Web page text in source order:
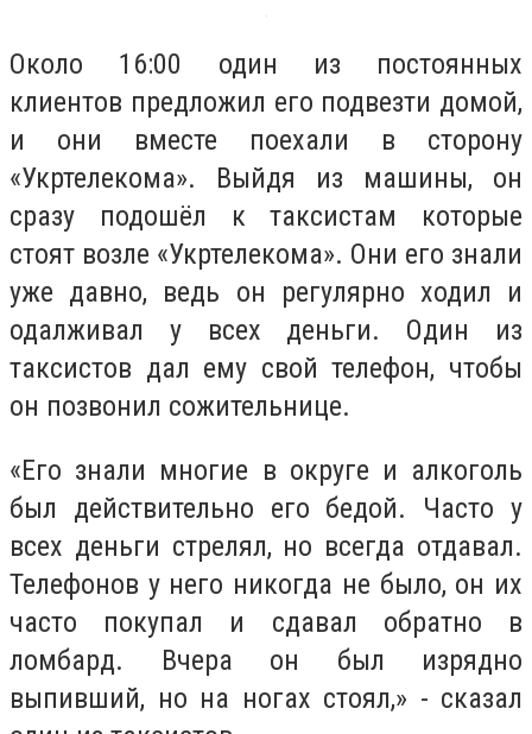
Около 16:00 один из постоянных
клиентов предложил его подвезти домой,
и они вместе поехали в сторону
«Укртелекома». Выйдя из машины, он
сразу подошёл к таксистам которые
стоят возле «Укртелекома». Они его знали
уже давно, ведь он регулярно ходил и
одалживал у всех деньги. Один из
таксистов дал ему свой телефон, чтобы
он позвонил сожительнице.
«Его знали многие в округе и алкоголь
был действительно его бедой. Часто у
всех деньги стрелял, но всегда отдавал.
Телефонов у него никогда не было, он их
часто покупал и сдавал обратно в
ломбард. Вчера он был изрядно
выпивший, но на ногах стоял,» - сказал